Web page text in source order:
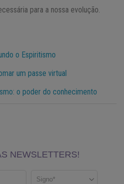
para a nossa evolução.
o Espiritismo
um passe virtual
o poder do conhecimento